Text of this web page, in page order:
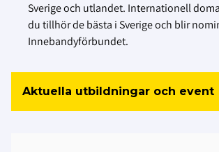
Sverige och utlandet. Internationell
du tillhör de bästa i Sverige och blir
Innebandyförbundet.
Aktuella utbildningar och event